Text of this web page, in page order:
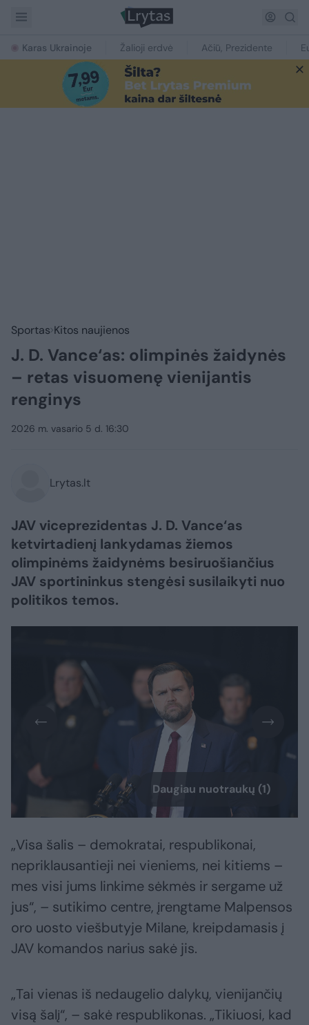
Karas Ukrainoje Žalioji erdvė Ačiū, Prezidente
Sportas Kitos naujienos
J. D. Vance‘as: olimpinės žaidynės
– retas visuomenę vienijantis
renginys
2026 m. vasario 5 d. 16:30
Lrytas.lt
JAV viceprezidentas J. D. Vance‘as
ketvirtadienį lankydamas žiemos
olimpinėms žaidynėms besiruošiančius
JAV sportininkus stengėsi susilaikyti nuo
politikos temos.
Daugiau nuotraukų (1)
„Visa šalis – demokratai, respublikonai,
nepriklausantieji nei vieniems, nei kitiems –
mes visi jums linkime sėkmės ir sergame už
jus“, – sutikimo centre, įrengtame Malpensos
oro uosto viešbutyje Milane, kreipdamasis į
JAV komandos narius sakė jis.
„Tai vienas iš nedaugelio dalykų, vienijančių
visą šalį“, – sakė respublikonas. „Tikiuosi, kad